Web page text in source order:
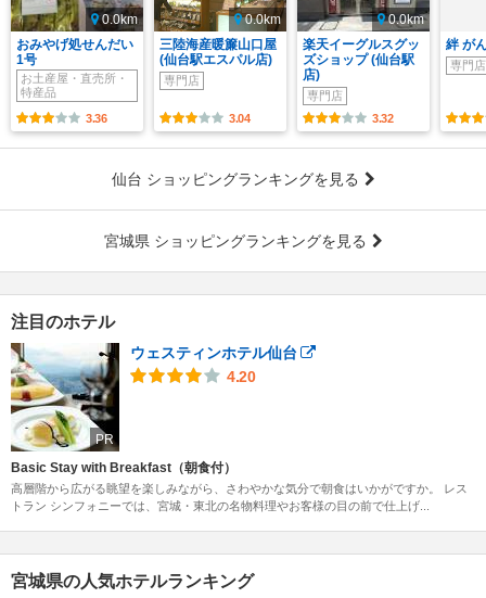
0.0km
おみやげ処せんだい
1号
お土産屋・直売所・
特産品
3.36
0.0km
三陸海産暖簾山口屋
(仙台駅エスパル店)
専門店
3.04
0.0km
楽天イーグルスグッ
ズショップ (仙台駅
店)
専門店
3.32
絆 が
専門店
仙台 ショッピングランキングを見る
宮城県 ショッピングランキングを見る
注目のホテル
PR
ウェスティンホテル仙台
4.20
Basic Stay with Breakfast（朝食付）
高層階から広がる眺望を楽しみながら、さわやかな気分で朝食はいかがですか。 レス
トラン シンフォニーでは、宮城・東北の名物料理やお客様の目の前で仕上げ...
宮城県の人気ホテルランキング